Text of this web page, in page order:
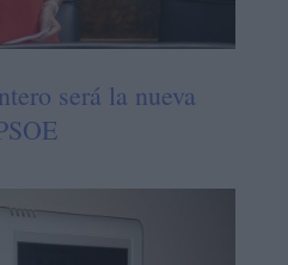
será la nueva